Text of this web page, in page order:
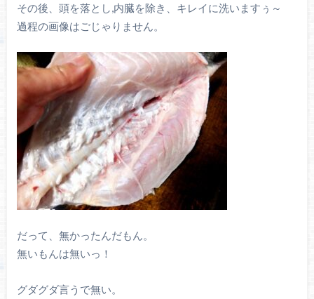
その後、頭を落とし,内臓を除き、キレイに洗いますぅ～
過程の画像はごじゃりません。
だって、無かったんだもん。
無いもんは無いっ！
グダグダ言うで無い。